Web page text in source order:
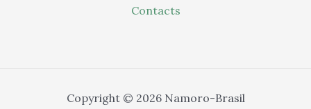
Contacts
Copyright © 2026 Namoro-Brasil